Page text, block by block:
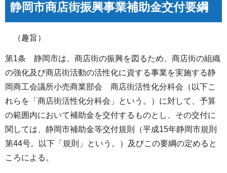
静岡市商店街振興事業補助金交付要綱
（趣旨）
第1条 静岡市は、商店街の振興を図るため、商店街の組織
の強化及び商店街活動の活性化に資する事業を実施する静
岡商工会議所小売商業部会 商店街活性化分科会（以下こ
れらを「商店街活性化分科会」という。）に対して、予算
の範囲内において補助金を交付するものとし、その交付に
関しては、静岡市補助金等交付規則（平成15年静岡市規則
第44号。以下「規則」という。）及びこの要綱の定めると
ころによる。